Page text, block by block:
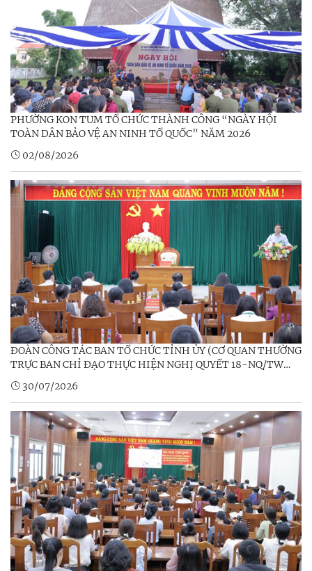
PHƯỜNG KON TUM TỔ CHỨC THÀNH CÔNG “NGÀY HỘI
TOÀN DÂN BẢO VỆ AN NINH TỔ QUỐC” NĂM 2026
02/08/2026
ĐOÀN CÔNG TÁC BAN TỔ CHỨC TỈNH ỦY (CƠ QUAN THƯỜNG
TRỰC BAN CHỈ ĐẠO THỰC HIỆN NGHỊ QUYẾT 18-NQ/TW
NGÀY 25/10/2017 VÀ NGHỊ QUYẾT 60-NQ/TW NGÀY
12/4/2025) KHẢO SÁT, NẮM BẮT TÌNH HÌNH PHƯƠNG ÁN
SẮP XẾP CÁC CƠ SỞ GIÁO DỤC TẠI PHƯỜNG KON TUM
30/07/2026